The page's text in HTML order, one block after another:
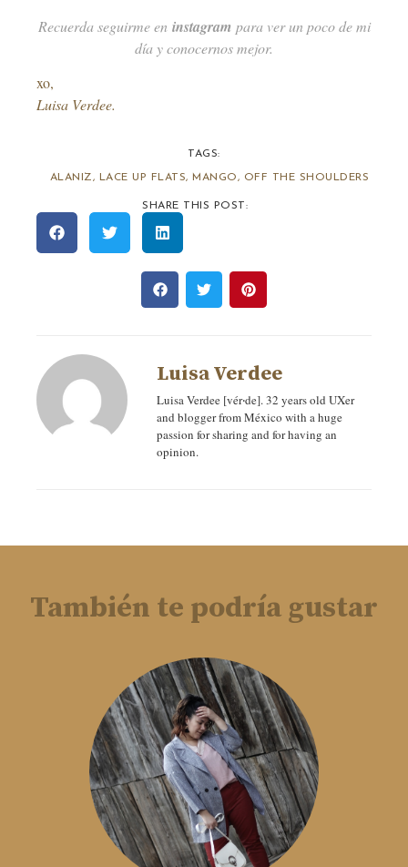
Recuerda seguirme en instagram para ver un poco de mi
día y conocernos mejor.
xo,
Luisa Verdee.
TAGS:
ALANIZ, LACE UP FLATS, MANGO, OFF THE SHOULDERS
SHARE THIS POST:
Luisa Verdee
Luisa Verdee [vér‧de]. 32 years old UXer
and blogger from México with a huge
passion for sharing and for having an
opinion.
También te podría gustar